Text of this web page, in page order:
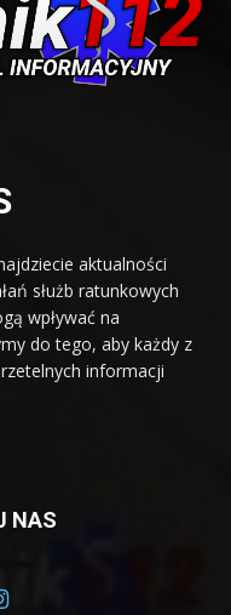
aktualności
służb ratunkowych
wpływać na
do tego, aby każdy z
informacji
NAS